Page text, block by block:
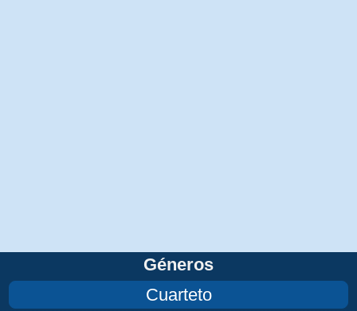
Géneros
Cuarteto